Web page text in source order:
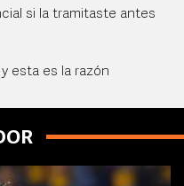
si la tramitaste antes
esta es la razón